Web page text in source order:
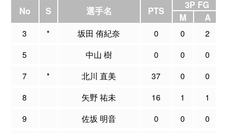
No S 選手名 PTS
3P FG
M
A
3 * 坂田 侑紀奈 0 0
2
5
中山 樹 0 0
0
7
* 北川 直美 37 0
0
8
矢野 祐未 16 1
1
9
佐坂 明音 0 0
0